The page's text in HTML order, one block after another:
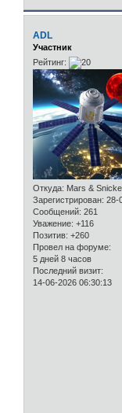
ADL
Участник
Рейтинг:
Откуда: Mars &
Зарегистрирован: 28-
Сообщений: 261
Уважение: +116
Позитив: +260
Провел на форуме:
5 дней 8 часов
Последний визит:
14-06-2026 06:30:13